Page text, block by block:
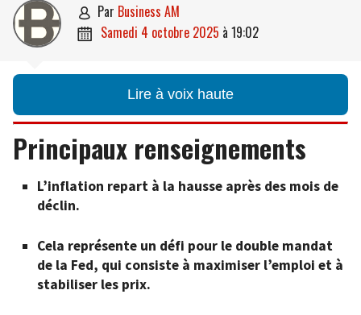
 par Business AM
 samedi 4 octobre 2025 à 19:02
Lire à voix haute
Principaux renseignements
L’inflation repart à la hausse après des mois de
déclin.
Cela représente un défi pour le double mandat
de la Fed, qui consiste à maximiser l’emploi et à
stabiliser les prix.